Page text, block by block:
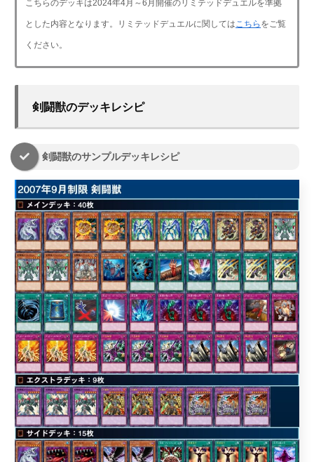
こちらのデッキは2024年4月～6月開催のリミテッドデュエルを準拠
とした内容となります。リミテッドデュエルに関してはこちら をご覧
ください。
剣闘獣のデッキレシピ
剣闘獣のサンプルデッキレシピ